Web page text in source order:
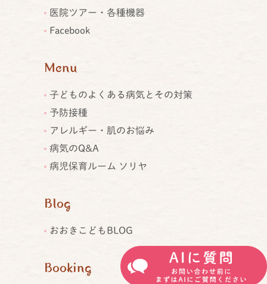
医院ツアー・各種機器
Facebook
Menu
子どものよくある病気とその対策
予防接種
アレルギー・肌のお悩み
病気のQ&A
病児保育ルーム ソリヤ
Blog
おおきこどもBLOG
Booking